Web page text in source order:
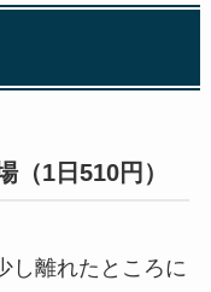
（1日510円）
し離れたところに